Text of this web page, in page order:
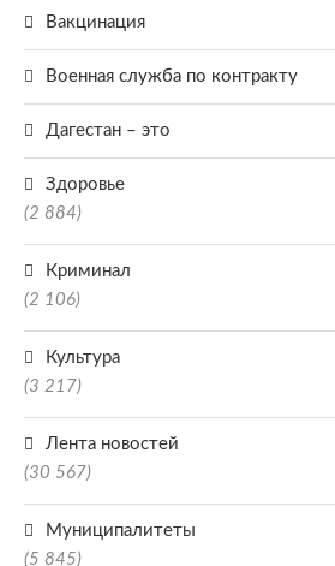
Вакцинация
Военная служба по контракту
Дагестан – это
Здоровье
(2 884)
Криминал
(2 106)
Культура
(3 217)
Лента новостей
(30 567)
Муниципалитеты
(5 845)